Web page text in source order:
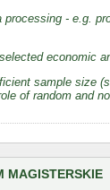
- e.g.
economic
sample size
of random and
MAGISTERSKIE